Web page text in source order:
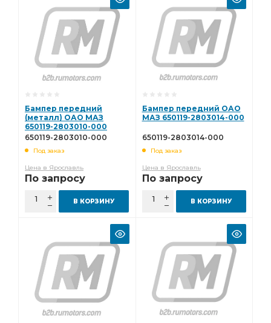
Бампер передний
(металл) ОАО МАЗ
650119-2803010-000
650119-2803010-000
Под заказ
Цена в Ярославль
По запросу
В КОРЗИНУ
Бампер передний ОАО
МАЗ 650119-2803014-000
650119-2803014-000
Под заказ
Цена в Ярославль
По запросу
В КОРЗИНУ